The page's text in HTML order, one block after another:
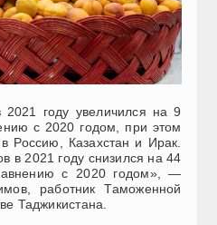
2021 году увеличился на 9
с 2020 годом, при этом
Россию, Казахстан и Ирак.
в 2021 году снизился на 44
с 2020 годом», —
работник Таможенной
Таджикистана.